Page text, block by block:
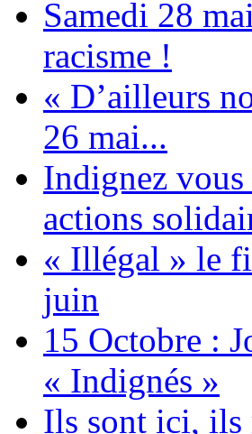
Samedi 28
racisme !
« D’ailleurs
26 mai...
Indignez
actions
« Illégal » le
juin
15 Octobre :
« Indignés »
Ils sont ici, ils